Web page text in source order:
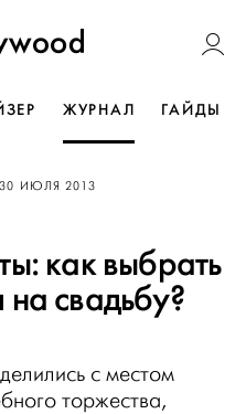
Weddywood
ЖУРНАЛ ГАЙДЫ
ОПУБЛИКОВАНО
30 ИЮЛЯ 2013
как выбрать
свадьбу?
с местом
торжества,